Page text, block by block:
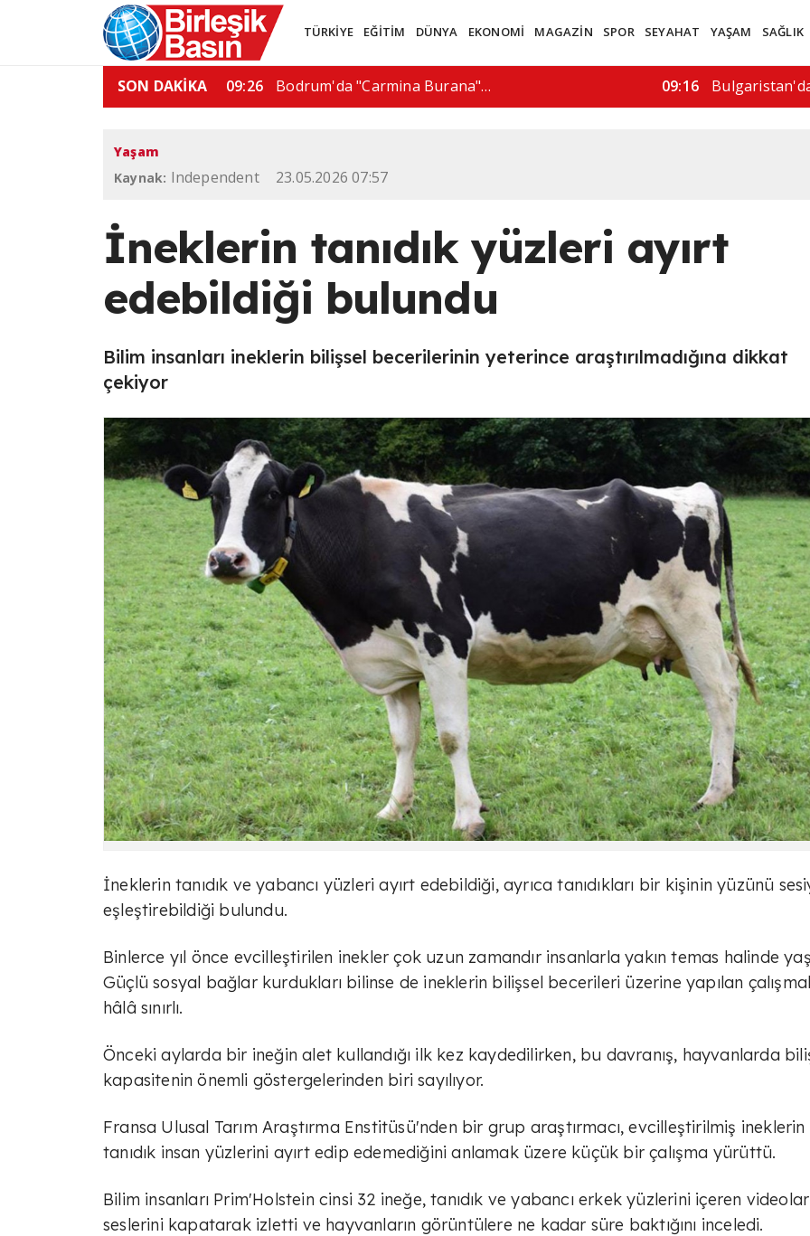
TÜRKİYE EĞİTİM DÜNYA EKONOMİ MAGAZİN SPOR SEYAHAT YAŞAM SAĞLIK
SON DAKİKA 06:01 De la Espriella'dan "yasa dışı… 15:57 "İran bizimle
Yaşam
Kaynak: Independent 23.05.2026 07:57
İneklerin tanıdık yüzleri ayırt
edebildiği bulundu
Bilim insanları ineklerin bilişsel becerilerinin yeterince araştırılmadığına dikkat
çekiyor
İneklerin tanıdık ve yabancı yüzleri ayırt edebildiği, ayrıca tanıdıkları bir kişinin yüzünü
eşleştirebildiği bulundu.
Binlerce yıl önce evcilleştirilen inekler çok uzun zamandır insanlarla yakın temas halinde
Güçlü sosyal bağlar kurdukları bilinse de ineklerin bilişsel becerileri üzerine yapılan
hâlâ sınırlı.
Önceki aylarda bir ineğin alet kullandığı ilk kez kaydedilirken, bu davranış, hayvanlarda
kapasitenin önemli göstergelerinden biri sayılıyor.
Fransa Ulusal Tarım Araştırma Enstitüsü'nden bir grup araştırmacı, evcilleştirilmiş ineklerin
tanıdık insan yüzlerini ayırt edip edemediğini anlamak üzere küçük bir çalışma yürüttü.
Bilim insanları Prim'Holstein cinsi 32 ineğe, tanıdık ve yabancı erkek yüzlerini içeren
seslerini kapatarak izletti ve hayvanların görüntülere ne kadar süre baktığını inceledi.